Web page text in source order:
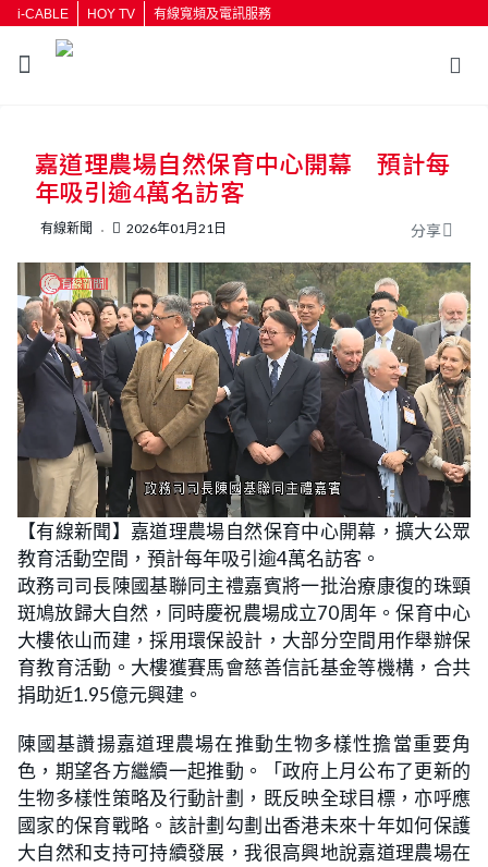
i-CABLE HOY TV 有線寬頻及電訊服務
按輸入鍵開始搜尋
嘉道理農場自然保育中心開幕 預計每
年吸引逾4萬名訪客
有線新聞 2026年01月21日 分享
U
n
m
t
e
o
a
d
e
d
:
3
5
0
6
%
【有線新聞】嘉道理農場自然保育中心開幕，擴大公眾
教育活動空間，預計每年吸引逾4萬名訪客。
政務司司長陳國基聯同主禮嘉賓將一批治療康復的珠頸
斑鳩放歸大自然，同時慶祝農場成立70周年。保育中心
大樓依山而建，採用環保設計，大部分空間用作舉辦保
育教育活動。大樓獲賽馬會慈善信託基金等機構，合共
捐助近1.95億元興建。
陳國基讚揚嘉道理農場在推動生物多樣性擔當重要角
色，期望各方繼續一起推動。「政府上月公布了更新的
生物多樣性策略及行動計劃，既反映全球目標，亦呼應
國家的保育戰略。該計劃勾劃出香港未來十年如何保護
大自然和支持可持續發展，我很高興地說嘉道理農場在